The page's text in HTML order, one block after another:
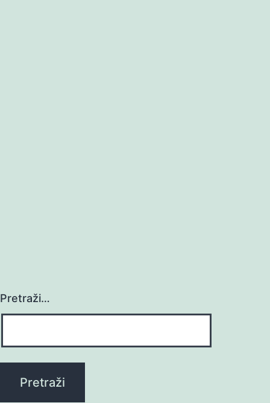
Pretraži…